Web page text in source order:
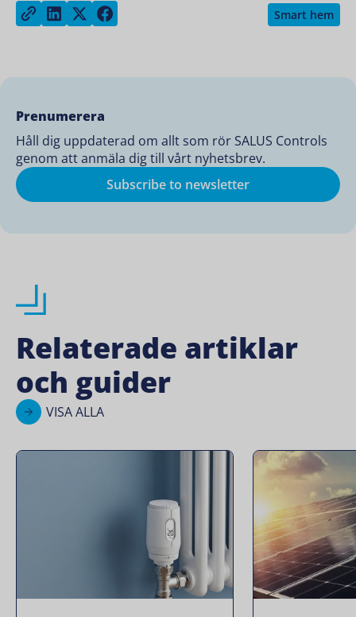
Copy linkShare on LinkedIn
Share on Twitter Smart hem
Prenumerera
Håll dig uppdaterad om allt som rör SALUS Controls
genom att anmäla dig till vårt nyhetsbrev.
Subscribe to newsletter
Relaterade artiklar
och guider
VISA ALLA